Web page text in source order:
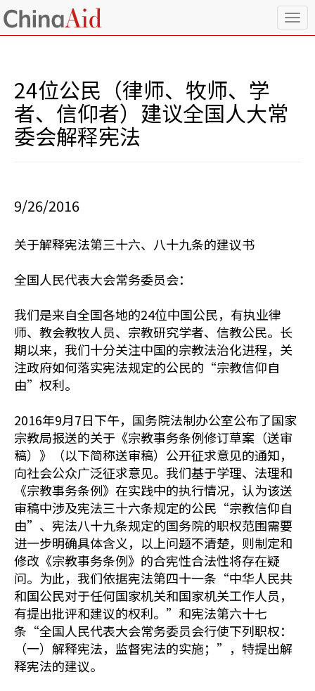
T
o
24位公民（律师、牧师、学
者、信仰者）建议全国人大常
委会解释宪法
9/26/2016
关于解释宪法第三十六、八十九条的建议书
全国人民代表大会常务委员会：
我们是来自全国各地的24位中国公民，有执业律
师、教会教牧人员、宗教研究学者、信教公民。长
期以来，我们十分关注中国的宗教法治化进程，关
注政府如何落实宪法规定的公民的“宗教信仰自
由”权利。
2016年9月7日下午，国务院法制办公室公布了国家
宗教局报送的关于《宗教事务条例修订草案（送审
稿）》（以下简称送审稿）公开征求意见的通知，
向社会公众广泛征求意见。我们基于学理、法理和
《宗教事务条例》在实践中的执行情况，认为该送
审稿中涉及宪法三十六条规定的公民“宗教信仰自
由”、宪法八十九条规定的国务院的职权范围需要
进一步明确具体含义，以上问题不清楚，则制定和
修改《宗教事务条例》的合宪性合法性将存在疑
问。为此，我们依据宪法第四十一条“中华人民共
和国公民对于任何国家机关和国家机关工作人员，
有提出批评和建议的权利。”和宪法第六十七
条“全国人民代表大会常务委员会行使下列职权：
（一）解释宪法，监督宪法的实施；”，特提出解
释宪法的建议。